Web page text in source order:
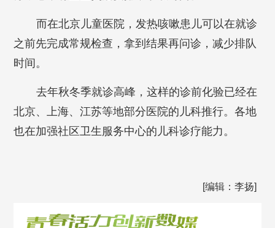
而在北京儿童医院，发热咳嗽患儿可以在就诊
之前先完成常规检查，拿到结果再问诊，减少排队
时间。
去年秋冬季就诊高峰，这样的诊前化验已经在
北京、上海、江苏等地部分医院的儿科推行。各地
也在加强社区卫生服务中心的儿科诊疗能力。
[编辑：李扬]